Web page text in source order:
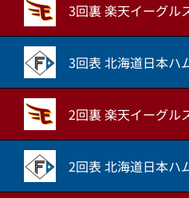
3回裏 楽天イーグル
3回表 北海道日本ハ
2回裏 楽天イーグル
2回表 北海道日本ハ